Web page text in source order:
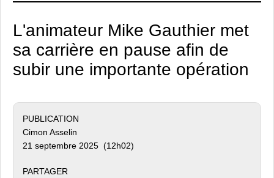
L'animateur Mike Gauthier met
sa carrière en pause afin de
subir une importante opération
PUBLICATION
Cimon Asselin
21 septembre 2025 (12h02)
PARTAGER